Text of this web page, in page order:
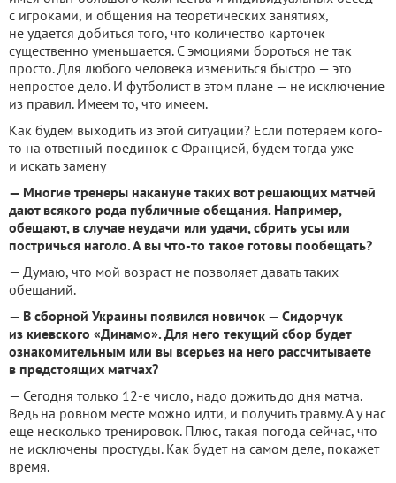
с игроками, и общения на теоретических занятиях,
не удается добиться того, что количество карточек
существенно уменьшается. С эмоциями бороться не так
просто. Для любого человека измениться быстро — это
непростое дело. И футболист в этом плане — не исключение
из правил. Имеем то, что имеем.
Как будем выходить из этой ситуации? Если потеряем кого-
то на ответный поединок с Францией, будем тогда уже
и искать замену
— Многие тренеры накануне таких вот решающих матчей
дают всякого рода публичные обещания. Например,
обещают, в случае неудачи или удачи, сбрить усы или
постричься наголо. А вы что-то такое готовы пообещать?
— Думаю, что мой возраст не позволяет давать таких
обещаний.
— В сборной Украины появился новичок — Сидорчук
из киевского «Динамо». Для него текущий сбор будет
ознакомительным или вы всерьез на него рассчитываете
в предстоящих матчах?
— Сегодня только 12-е число, надо дожить до дня матча.
Ведь на ровном месте можно идти, и получить травму. А у нас
еще несколько тренировок. Плюс, такая погода сейчас, что
не исключены простуды. Как будет на самом деле, покажет
время.